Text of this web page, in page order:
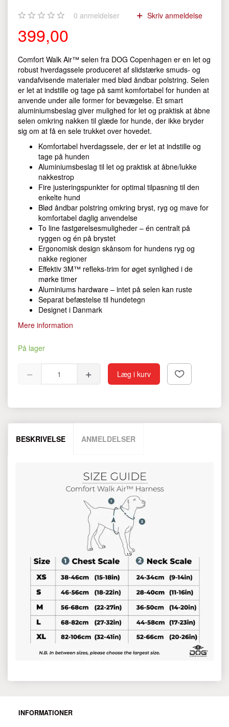
0 anmeldelser Skriv anmeldelse
399,00
Comfort Walk Air™ selen fra DOG Copenhagen er en let og
robust hverdagssele produceret af slidstærke smuds- og
vandafvisende materialer med blød åndbar polstring. Selen
er let at indstille og tage på samt komfortabel for hunden at
anvende under alle former for bevægelse. Et smart
aluminiumsbeslag giver mulighed for let og praktisk at åbne
selen omkring nakken til glæde for hunde, der ikke bryder
sig om at få en sele trukket over hovedet.
Komfortabel hverdagssele, der er let at indstille og
tage på hunden
Aluminiumsbeslag til let og praktisk at åbne/lukke
nakkestrop
Fire justeringspunkter for optimal tilpasning til den
enkelte hund
Blød åndbar polstring omkring bryst, ryg og mave for
komfortabel daglig anvendelse
To line fastgørelsesmuligheder – én centralt på
ryggen og én på brystet
Ergonomisk design skånsom for hundens ryg og
nakke regioner
Effektiv 3M™ refleks-trim for øget synlighed i de
mørke timer
Aluminiums hardware – intet på selen kan ruste
Separat befæstelse til hundetegn
Designet i Danmark
Mere information
På lager
Læg i kurv
BESKRIVELSE ANMELDELSER
INFORMATIONER